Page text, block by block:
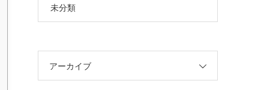
未分類
アーカイブ